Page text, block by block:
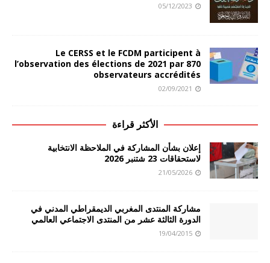
05/12/2023
Le CERSS et le FCDM participent à
l’observation des élections de 2021 par 870
observateurs accrédités
02/09/2021
الأكثر قراءة
إعلان بشأن المشاركة في الملاحظة الانتخابية
لاستحقاقات 23 شتنبر 2026
21/05/2026
مشاركة المنتدى المغربي الديمقراطي المدني في
الدورة الثالثة عشر من المنتدى الاجتماعي العالمي
19/04/2015